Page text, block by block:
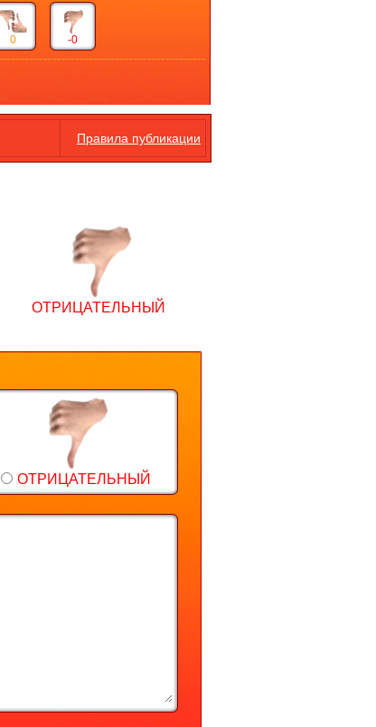
0 -0
Правила публикации
ОТРИЦАТЕЛЬНЫЙ
ОТРИЦАТЕЛЬНЫЙ